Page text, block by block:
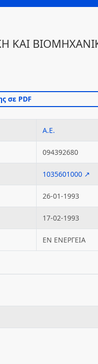
ΚΑΙ
Α.Ε.
094392680
1035601000 ↗
26-01-1993
17-02-1993
ΕΝ ΕΝΕΡΓΕΙΑ